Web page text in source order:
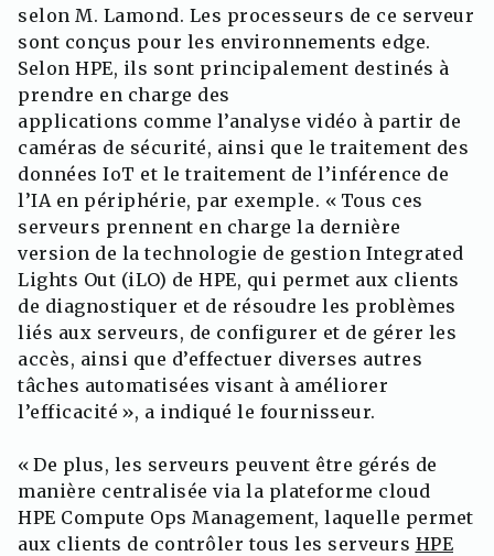
selon M. Lamond. Les processeurs de ce serveur
sont conçus pour les environnements edge.
Selon HPE, ils sont principalement destinés à
prendre en charge des
applications comme l’analyse vidéo à partir de
caméras de sécurité, ainsi que le traitement des
données IoT et le traitement de l’inférence de
l’IA en périphérie, par exemple. « Tous ces
serveurs prennent en charge la dernière
version de la technologie de gestion Integrated
Lights Out (iLO) de HPE, qui permet aux clients
de diagnostiquer et de résoudre les problèmes
liés aux serveurs, de configurer et de gérer les
accès, ainsi que d’effectuer diverses autres
tâches automatisées visant à améliorer
l’efficacité », a indiqué le fournisseur.
« De plus, les serveurs peuvent être gérés de
manière centralisée via la plateforme cloud
HPE Compute Ops Management, laquelle permet
aux clients de contrôler tous les serveurs HPE